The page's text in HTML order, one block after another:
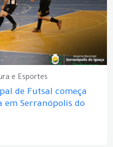
e Esportes
de Futsal começa
em Serranópolis do